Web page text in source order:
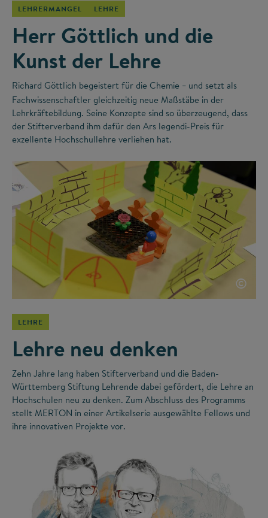
LEHRERMANGEL LEHRE
Herr Göttlich und die
Kunst der Lehre
Richard Göttlich begeistert für die Chemie – und setzt als
Fachwissenschaftler gleichzeitig neue Maßstäbe in der
Lehrkräftebildung. Seine Konzepte sind so überzeugend, dass
der Stifterverband ihm dafür den Ars legendi-Preis für
exzellente Hochschullehre verliehen hat.
©
LEHRE
Lehre neu denken
Zehn Jahre lang haben Stifterverband und die Baden-
Württemberg Stiftung Lehrende dabei gefördert, die Lehre an
Hochschulen neu zu denken. Zum Abschluss des Programms
stellt MERTON in einer Artikelserie ausgewählte Fellows und
ihre innovativen Projekte vor.